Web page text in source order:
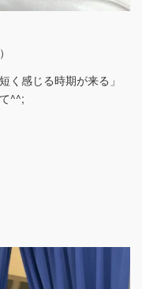
く感じる時期が来る」
^^;